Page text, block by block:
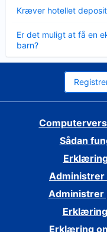
Kræver hotellet
Er det muligt at få en
barn?
Sådan
Administrer
Administrer
Erklæring